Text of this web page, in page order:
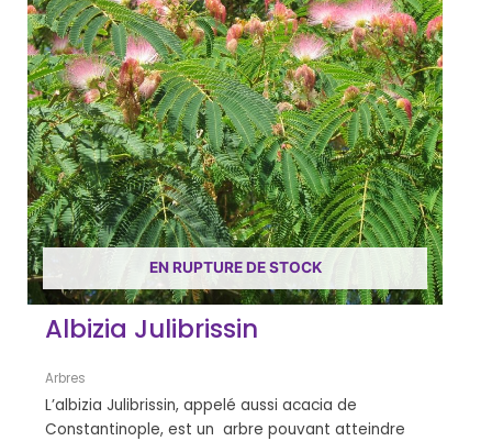
EN RUPTURE DE STOCK
Albizia Julibrissin
Arbres
L’albizia Julibrissin, appelé aussi acacia de
Constantinople, est un arbre pouvant atteindre